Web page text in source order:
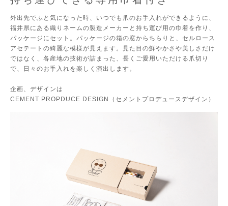
外出先でふと気になった時、いつでも爪のお手入れができるように、
福井県にある織りネームの製造メーカーと持ち運び用の巾着を作り、
パッケージにセット。パッケージの箱の窓からちらりと、セルロース
アセテートの綺麗な模様が見えます。見た目の鮮やかさや美しさだけ
ではなく、各産地の技術が詰まった、長くご愛用いただける爪切り
で、日々のお手入れを楽しく演出します。
企画、デザインは
CEMENT PROPDUCE DESIGN（セメントプロデュースデザイン）